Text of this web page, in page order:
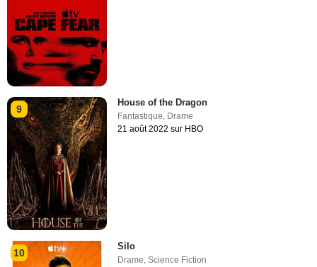
9
House of the Dragon
Fantastique, Drame
21 août 2022 sur HBO
10
Silo
Drame,Science Fiction